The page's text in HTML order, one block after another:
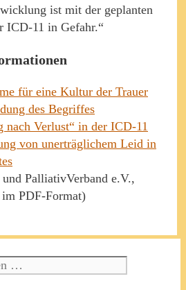
ist mit der geplanten
ICD-11 in Gefahr.“
für eine Kultur der Trauer
des Begriffes
nach Verlust“ in der ICD-11
von unerträglichem Leid in
PalliativVerband e.V.,
PDF-Format)